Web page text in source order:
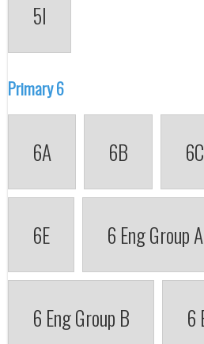
5I
Primary 6
6A 6B 6C
6E 6 Eng Group A
6 Eng Group B 6